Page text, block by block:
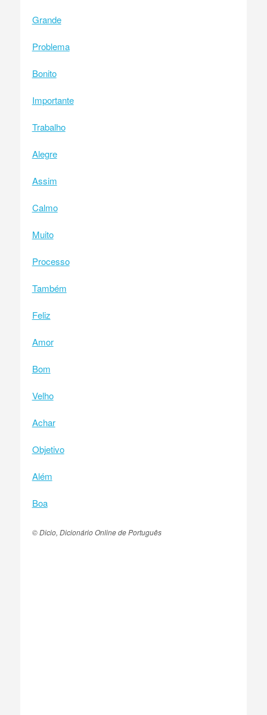
Grande
Problema
Bonito
Importante
Trabalho
Alegre
Assim
Calmo
Muito
Processo
Também
Feliz
Amor
Bom
Velho
Achar
Objetivo
Além
Boa
© Dicio, Dicionário Online de Português